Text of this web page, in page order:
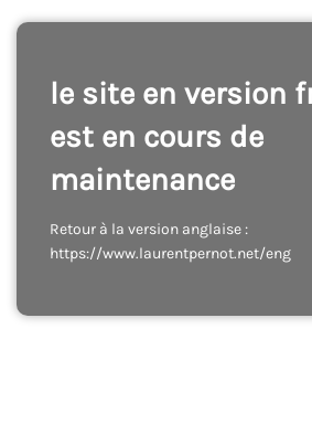
le site en version
est en cours de
maintenance
Retour à la version anglaise :
https://www.laurentpernot.net/eng